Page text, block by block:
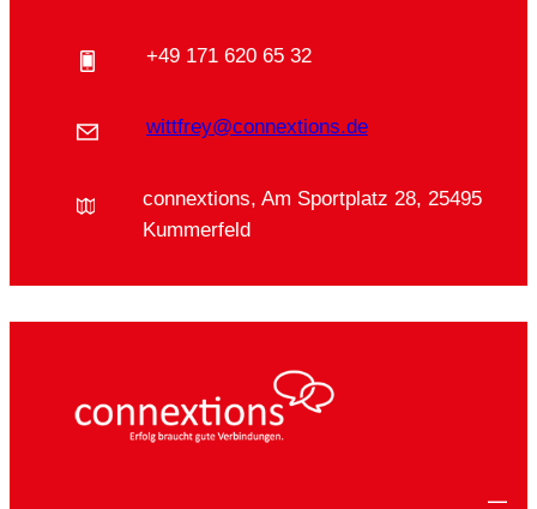
+49 171 620 65 32
wittfrey@connextions.de
connextions, Am Sportplatz 28, 25495
Kummerfeld